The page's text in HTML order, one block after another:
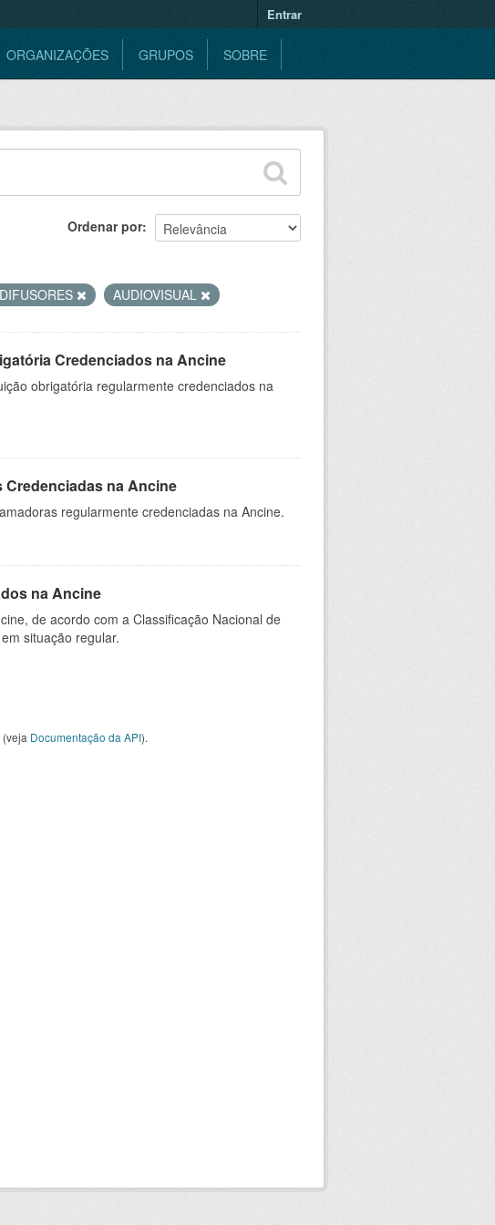
Entrar
ORGANIZAÇÕES GRUPOS SOBRE
Ordenar por
AUDIOVISUAL
Credenciados na Ancine
obrigatória regularmente credenciados na
na Ancine
regularmente credenciadas na Ancine.
na Ancine
de acordo com a Classificação Nacional de
situação regular.
(veja Documentação da API).